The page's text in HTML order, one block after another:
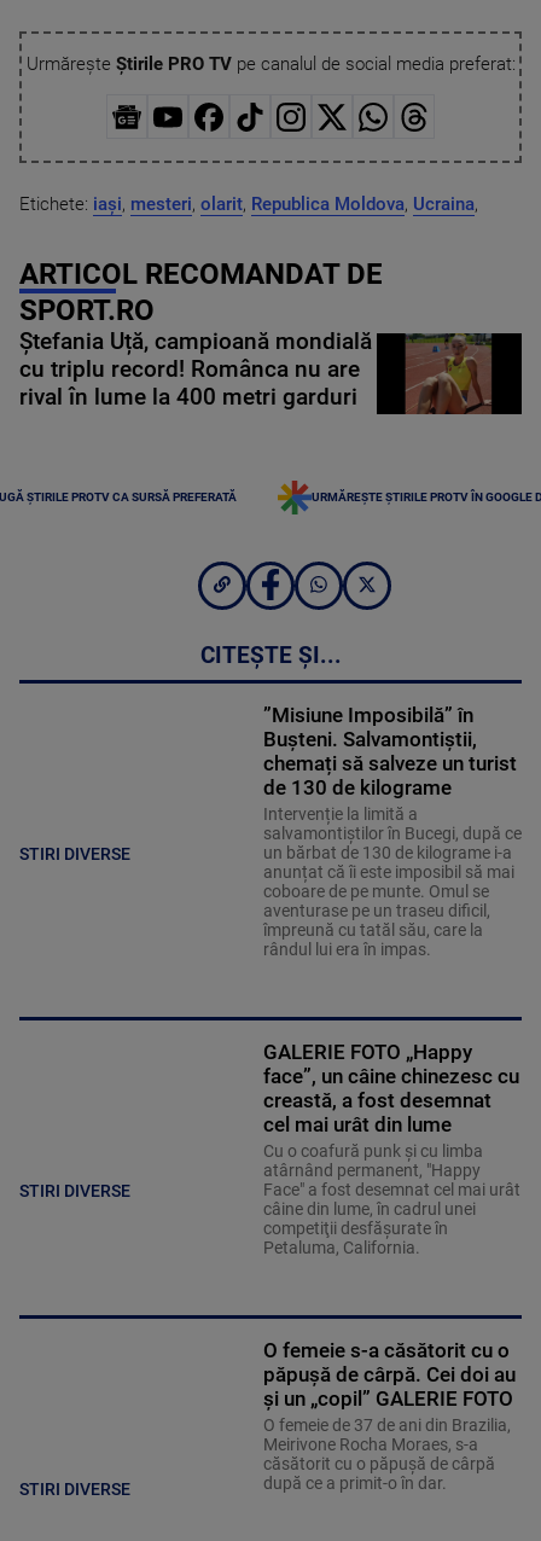
Urmărește Știrile PRO TVpe canalul de social media preferat:
Etichete: iași, mesteri, olarit, Republica Moldova, Ucraina,
ARTICOL RECOMANDAT DE
SPORT.RO
Ștefania Uță, campioană mondială
cu triplu record! Românca nu are
rival în lume la 400 metri garduri
ȘTIRILE PROTV CA SURSĂ PREFERATĂ URMĂREȘTE ȘTIRILE PROTV ÎN GOOGLE
CITEȘTE ȘI...
STIRI DIVERSE
”Misiune Imposibilă” în
Bușteni. Salvamontiștii,
chemați să salveze un turist
de 130 de kilograme
Intervenție la limită a
salvamontiștilor în Bucegi, după ce
un bărbat de 130 de kilograme i-a
anunțat că îi este imposibil să mai
coboare de pe munte. Omul se
aventurase pe un traseu dificil,
împreună cu tatăl său, care la
rândul lui era în impas.
STIRI DIVERSE
GALERIE FOTO „Happy
face”, un câine chinezesc cu
creastă, a fost desemnat
cel mai urât din lume
Cu o coafură punk şi cu limba
atârnând permanent, "Happy
Face" a fost desemnat cel mai urât
câine din lume, în cadrul unei
competiţii desfăşurate în
Petaluma, California.
STIRI DIVERSE
O femeie s-a căsătorit cu o
păpușă de cârpă. Cei doi au
și un „copil” GALERIE FOTO
O femeie de 37 de ani din Brazilia,
Meirivone Rocha Moraes, s-a
căsătorit cu o păpușă de cârpă
după ce a primit-o în dar.